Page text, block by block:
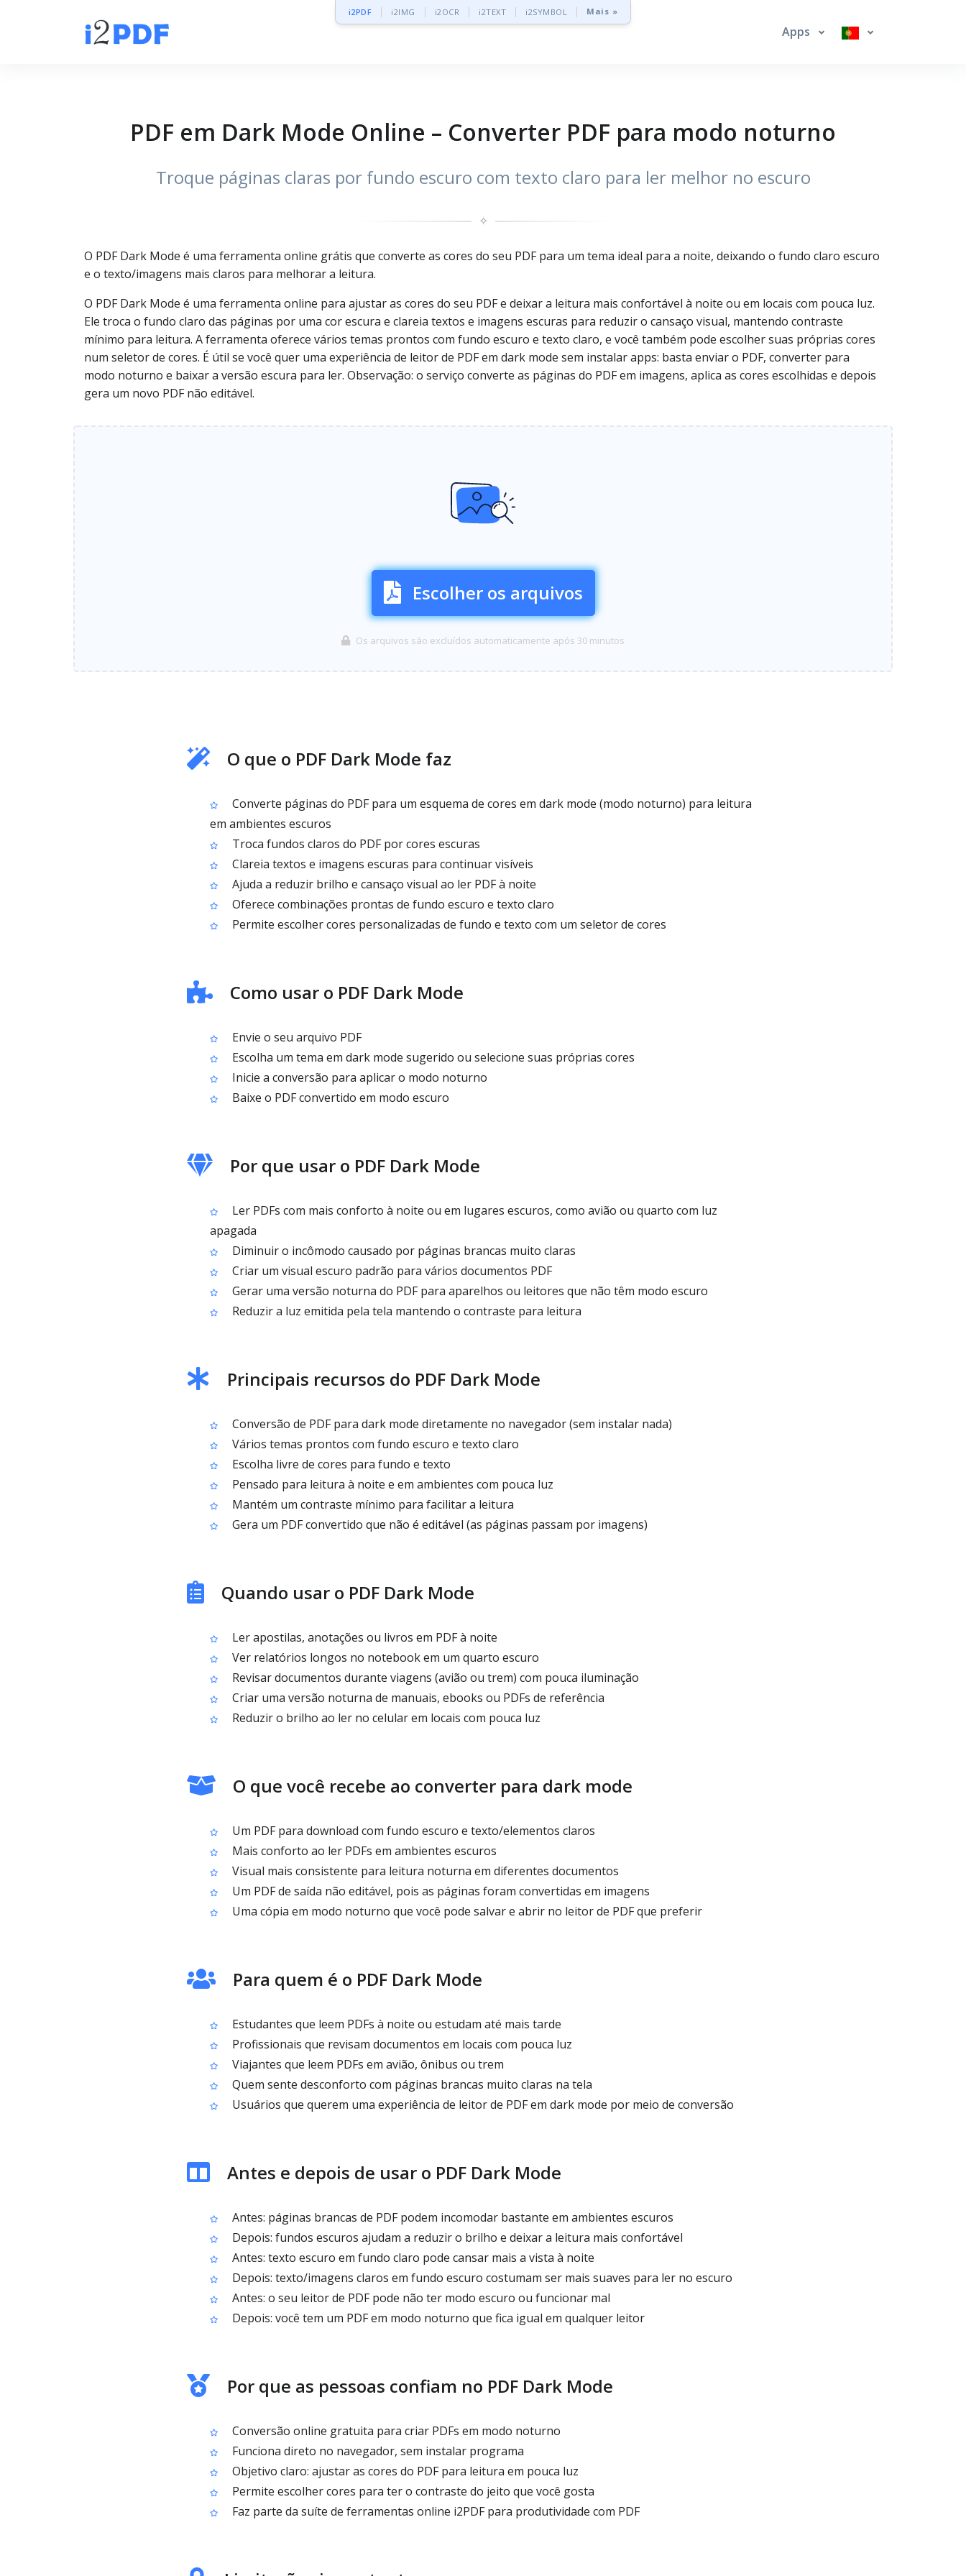
i2PDF i2IMG i2OCR i2TEXT i2SYMBOL Mais »
Apps
PDF em Dark Mode Online – Converter PDF para modo noturno
Troque páginas claras por fundo escuro com texto claro para ler melhor no escuro
✧
O PDF Dark Mode é uma ferramenta online grátis que converte as cores do seu PDF para um tema ideal para a noite, deixando o fundo claro escuro
e o texto/imagens mais claros para melhorar a leitura.
O PDF Dark Mode é uma ferramenta online para ajustar as cores do seu PDF e deixar a leitura mais confortável à noite ou em locais com pouca luz.
Ele troca o fundo claro das páginas por uma cor escura e clareia textos e imagens escuras para reduzir o cansaço visual, mantendo contraste
mínimo para leitura. A ferramenta oferece vários temas prontos com fundo escuro e texto claro, e você também pode escolher suas próprias cores
num seletor de cores. É útil se você quer uma experiência de leitor de PDF em dark mode sem instalar apps: basta enviar o PDF, converter para
modo noturno e baixar a versão escura para ler. Observação: o serviço converte as páginas do PDF em imagens, aplica as cores escolhidas e depois
gera um novo PDF não editável.
Escolher os arquivos
Os arquivos são excluídos automaticamente após 30 minutos
O que o PDF Dark Mode faz
Converte páginas do PDF para um esquema de cores em dark mode (modo noturno) para leitura
em ambientes escuros
Troca fundos claros do PDF por cores escuras
Clareia textos e imagens escuras para continuar visíveis
Ajuda a reduzir brilho e cansaço visual ao ler PDF à noite
Oferece combinações prontas de fundo escuro e texto claro
Permite escolher cores personalizadas de fundo e texto com um seletor de cores
Como usar o PDF Dark Mode
Envie o seu arquivo PDF
Escolha um tema em dark mode sugerido ou selecione suas próprias cores
Inicie a conversão para aplicar o modo noturno
Baixe o PDF convertido em modo escuro
Por que usar o PDF Dark Mode
Ler PDFs com mais conforto à noite ou em lugares escuros, como avião ou quarto com luz
apagada
Diminuir o incômodo causado por páginas brancas muito claras
Criar um visual escuro padrão para vários documentos PDF
Gerar uma versão noturna do PDF para aparelhos ou leitores que não têm modo escuro
Reduzir a luz emitida pela tela mantendo o contraste para leitura
Principais recursos do PDF Dark Mode
Conversão de PDF para dark mode diretamente no navegador (sem instalar nada)
Vários temas prontos com fundo escuro e texto claro
Escolha livre de cores para fundo e texto
Pensado para leitura à noite e em ambientes com pouca luz
Mantém um contraste mínimo para facilitar a leitura
Gera um PDF convertido que não é editável (as páginas passam por imagens)
Quando usar o PDF Dark Mode
Ler apostilas, anotações ou livros em PDF à noite
Ver relatórios longos no notebook em um quarto escuro
Revisar documentos durante viagens (avião ou trem) com pouca iluminação
Criar uma versão noturna de manuais, ebooks ou PDFs de referência
Reduzir o brilho ao ler no celular em locais com pouca luz
O que você recebe ao converter para dark mode
Um PDF para download com fundo escuro e texto/elementos claros
Mais conforto ao ler PDFs em ambientes escuros
Visual mais consistente para leitura noturna em diferentes documentos
Um PDF de saída não editável, pois as páginas foram convertidas em imagens
Uma cópia em modo noturno que você pode salvar e abrir no leitor de PDF que preferir
Para quem é o PDF Dark Mode
Estudantes que leem PDFs à noite ou estudam até mais tarde
Profissionais que revisam documentos em locais com pouca luz
Viajantes que leem PDFs em avião, ônibus ou trem
Quem sente desconforto com páginas brancas muito claras na tela
Usuários que querem uma experiência de leitor de PDF em dark mode por meio de conversão
Antes e depois de usar o PDF Dark Mode
Antes: páginas brancas de PDF podem incomodar bastante em ambientes escuros
Depois: fundos escuros ajudam a reduzir o brilho e deixar a leitura mais confortável
Antes: texto escuro em fundo claro pode cansar mais a vista à noite
Depois: texto/imagens claros em fundo escuro costumam ser mais suaves para ler no escuro
Antes: o seu leitor de PDF pode não ter modo escuro ou funcionar mal
Depois: você tem um PDF em modo noturno que fica igual em qualquer leitor
Por que as pessoas confiam no PDF Dark Mode
Conversão online gratuita para criar PDFs em modo noturno
Funciona direto no navegador, sem instalar programa
Objetivo claro: ajustar as cores do PDF para leitura em pouca luz
Permite escolher cores para ter o contraste do jeito que você gosta
Faz parte da suíte de ferramentas online i2PDF para produtividade com PDF